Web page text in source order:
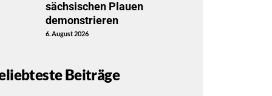
sächsischen Plauen
demonstrieren
6. August 2026
Beiträge